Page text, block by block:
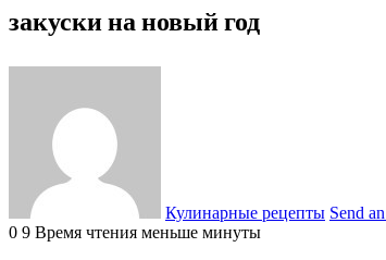
закуски на новый год
Кулинарные рецепты Send
0 9 Время чтения меньше минуты